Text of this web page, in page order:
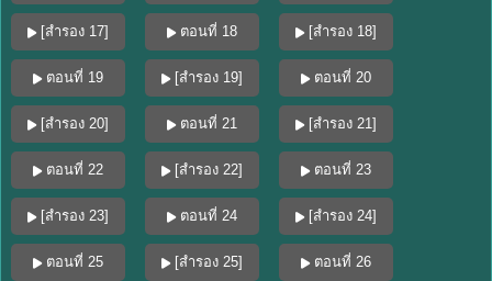
[สำรอง 17] ตอนที่ 18 [สำรอง 18]
ตอนที่ 19 [สำรอง 19] ตอนที่ 20
[สำรอง 20] ตอนที่ 21 [สำรอง 21]
ตอนที่ 22 [สำรอง 22] ตอนที่ 23
[สำรอง 23] ตอนที่ 24 [สำรอง 24]
ตอนที่ 25 [สำรอง 25] ตอนที่ 26